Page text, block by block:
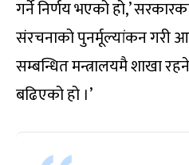
गर्ने निर्णय भएको हो,’
संरचनाको पुनर्मूल्यांकन गरी
सम्बन्धित मन्त्रालयमै शाखा
बढिएको हो ।’